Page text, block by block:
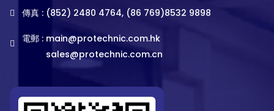
傳真 : (852) 2480 4764, (86 769)8532 9898
電郵 : main@protechnic.com.hk
sales@protechnic.com.cn